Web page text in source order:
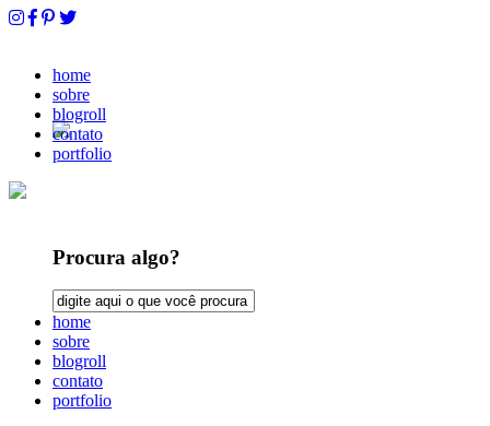
home
sobre
blogroll
contato
portfolio
Procura algo?
home
sobre
blogroll
contato
portfolio